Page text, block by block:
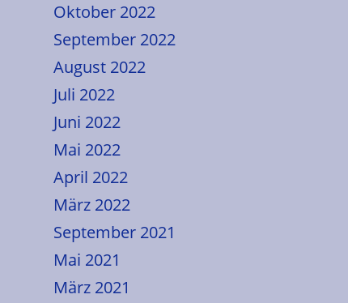
Oktober 2022
September 2022
August 2022
Juli 2022
Juni 2022
Mai 2022
April 2022
März 2022
September 2021
Mai 2021
März 2021